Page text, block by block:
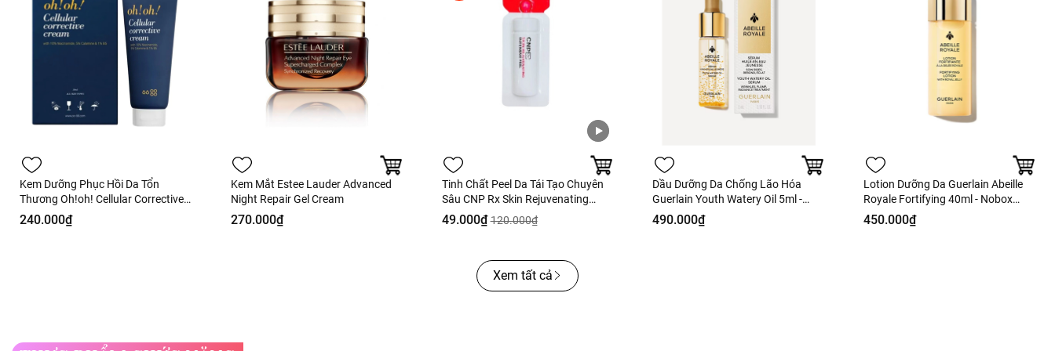
Kem Dưỡng Phục Hồi Da Tổn
Thương Oh!oh! Cellular Corrective
Cream 30ml Fullbox - Hàng Công
240.000₫
Kem Mắt Estee Lauder Advanced
Night Repair Gel Cream
270.000₫
Tinh Chất Peel Da Tái Tạo Chuyên
Sâu CNP Rx Skin Rejuvenating
Intensive Peel 2ml
49.000₫ 120.000₫
Dầu Dưỡng Da Chống Lão Hóa
Guerlain Youth Watery Oil 5ml -
Fullbox Hàng Duty
490.000₫
Lotion Dưỡng Da Guerlain Abeille
Royale Fortifying 40ml - Nobox
Hàng Duty
450.000₫
Xem tất cả